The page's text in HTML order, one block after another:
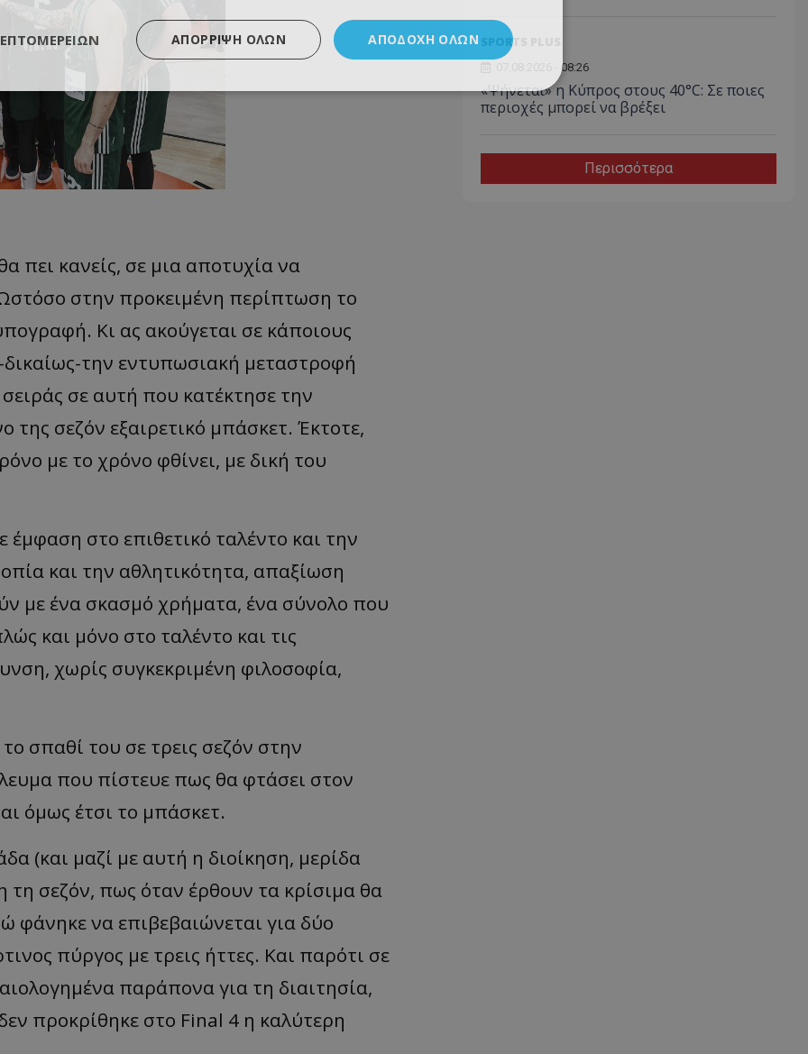
πει κανείς, σε μια αποτυχία να
στην προκειμένη περίπτωση το
ογραφή. Κι ας ακούγεται σε κάποιους
την εντυπωσιακή μεταστροφή
σε αυτή που κατέκτησε την
της σεζόν εξαιρετικό μπάσκετ. Έκτοτε,
με το χρόνο φθίνει, με δική του
στο επιθετικό ταλέντο και την
και την αθλητικότητα, απαξίωση
με ένα σκασμό χρήματα, ένα σύνολο που
και μόνο στο ταλέντο και τις
χωρίς συγκεκριμένη φιλοσοφία,
σπαθί του σε τρεις σεζόν στην
που πίστευε πως θα φτάσει στον
όμως έτσι το μπάσκετ.
(και μαζί με αυτή η διοίκηση, μερίδα
σεζόν, πως όταν έρθουν τα κρίσιμα θα
φάνηκε να επιβεβαιώνεται για δύο
πύργος με τρεις ήττες. Και παρότι σε
παράπονα για τη διαιτησία,
προκρίθηκε στο Final 4 η καλύτερη
SPORTS PLUS
07.08.2026 - 08:26
«Ψήνεται» η Κύπρος στους 40°C: Σε ποιες
περιοχές μπορεί να βρέξει
Περισσότερα
ΑΠΟΔΟΧΉ ΌΛΩΝ
ΑΠΌΡΡΙΨΗ ΌΛΩΝ